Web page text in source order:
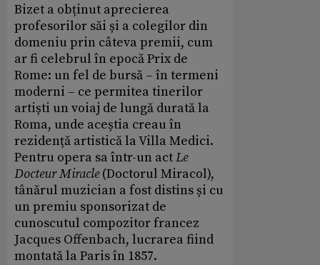
Bizet a obținut aprecierea
profesorilor săi și a colegilor din
domeniu prin câteva premii, cum
ar fi celebrul în epocă Prix de
Rome: un fel de bursă – în termeni
moderni – ce permitea tinerilor
artiști un voiaj de lungă durată la
Roma, unde aceștia creau în
rezidență artistică la Villa Medici.
Pentru opera sa într-un actLe
Docteur Miracle(Doctorul Miracol),
tânărul muzician a fost distins și cu
un premiu sponsorizat de
cunoscutul compozitor francez
Jacques Offenbach, lucrarea fiind
montată la Paris în 1857.